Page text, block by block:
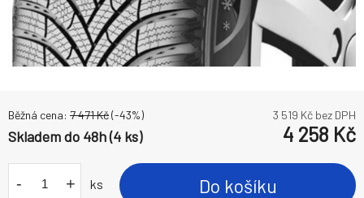
Běžná cena: 7 471Kč(-43%) 3 519 Kč bez DPH
Skladem do 48h (4 ks) 4 258 Kč
- + ks Do košíku